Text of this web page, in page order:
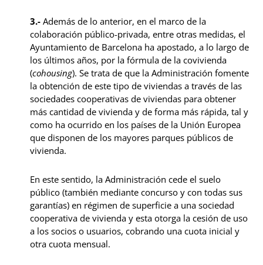
3.-Además de lo anterior, en el marco de la
colaboración público-privada, entre otras medidas, el
Ayuntamiento de Barcelona ha apostado, a lo largo de
los últimos años, por la fórmula de la covivienda
(cohousing). Se trata de que la Administración fomente
la obtención de este tipo de viviendas a través de las
sociedades cooperativas de viviendas para obtener
más cantidad de vivienda y de forma más rápida, tal y
como ha ocurrido en los países de la Unión Europea
que disponen de los mayores parques públicos de
vivienda.
En este sentido, la Administración cede el suelo
público (también mediante concurso y con todas sus
garantías) en régimen de superficie a una sociedad
cooperativa de vivienda y esta otorga la cesión de uso
a los socios o usuarios, cobrando una cuota inicial y
otra cuota mensual.